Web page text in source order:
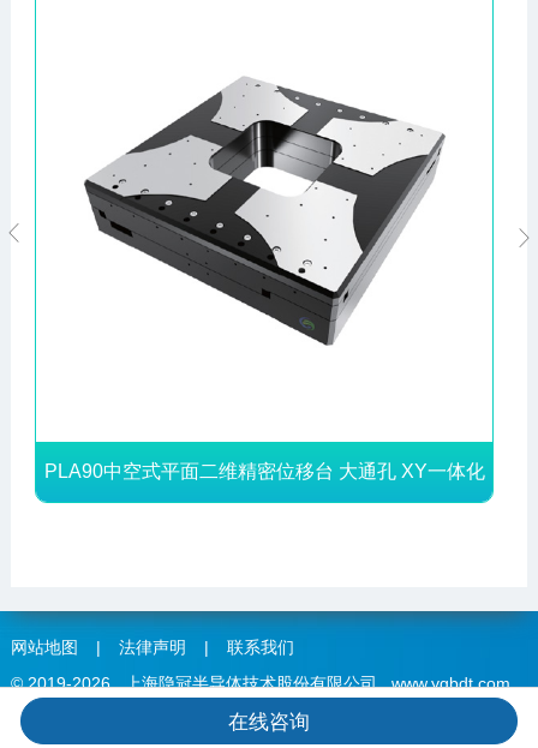
PLA90中空式平面二维精密位移台 大通孔 XY一体化
 
网站地图 | 法律声明 |
联系我们
© 2019-2026 上海隐冠半导体技术股份有限公司 www.ygbdt.com
版权所有
ICP备案：沪ICP备19035819号
在线咨询